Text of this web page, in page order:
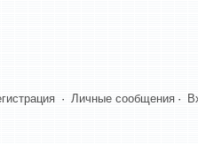
· Личные сообщения ·